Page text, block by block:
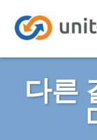
다른